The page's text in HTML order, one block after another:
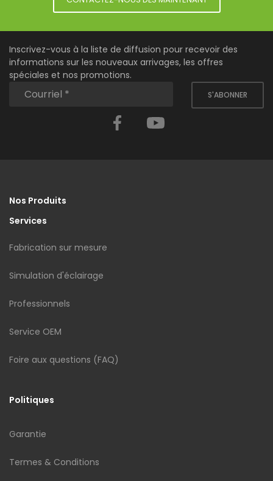
Inscrivez-vous à la liste de diffusion pour recevoir des
informations sur les nouveaux arrivages, les offres
spéciales et nos promotions.
S'ABONNER
Facebook
Nos Produits
Services
Fabrication sur mesure
Simulation d'éclairage
Professionnels
Service OEM
Foire aux questions (FAQ)
Politiques
Garantie
Termes & Conditions